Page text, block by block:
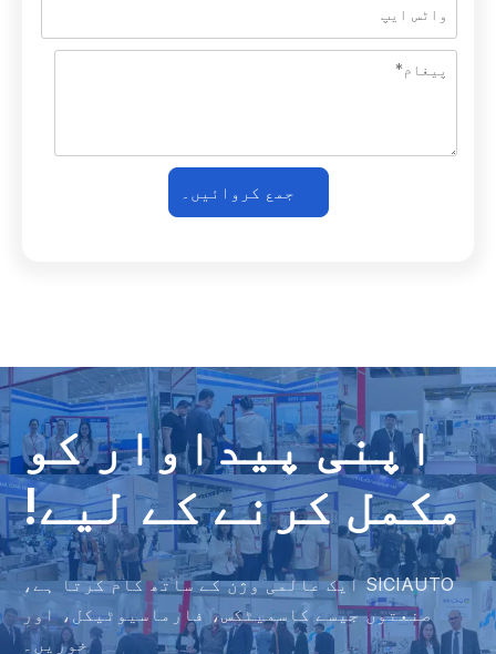
جمع کروائیں۔
اپنی پیداوار کو
مکمل کرنے کے لیے!
SICIAUTO ایک عالمی وژن کے ساتھ کام کرتا ہے،
صنعتوں جیسے کاسمیٹکس، فارماسیوٹیکل، اور
خوریں۔